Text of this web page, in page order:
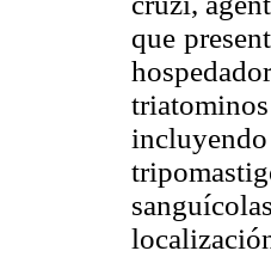
que
incluyendo